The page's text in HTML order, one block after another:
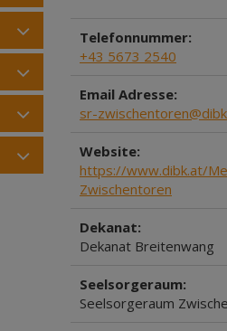
Telefonnummer:
+43 5673 2540
Email Adresse:
sr-
Website:
https://www.dibk.at/
Zwischentoren
Dekanat:
Dekanat Breitenwang
Seelsorgeraum:
Seelsorgeraum